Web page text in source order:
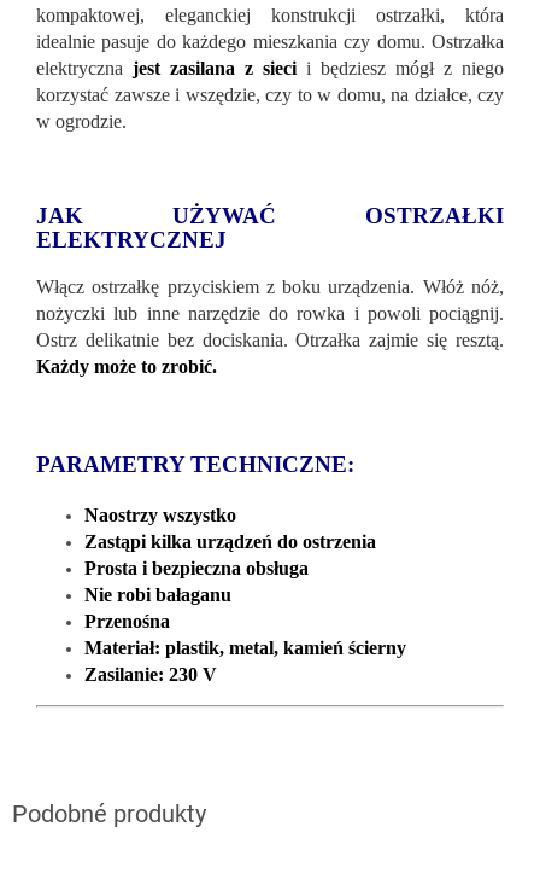
kompaktowej, eleganckiej konstrukcji ostrzałki, która
idealnie pasuje do każdego mieszkania czy domu. Ostrzałka
elektryczna jest zasilana z sieci i będziesz mógł z niego
korzystać zawsze i wszędzie, czy to w domu, na działce, czy
w ogrodzie.
JAK UŻYWAĆ OSTRZAŁKI
ELEKTRYCZNEJ
Włącz ostrzałkę przyciskiem z boku urządzenia. Włóż nóż,
nożyczki lub inne narzędzie do rowka i powoli pociągnij.
Ostrz delikatnie bez dociskania. Otrzałka zajmie się resztą.
Każdy może to zrobić.
PARAMETRY TECHNICZNE:
Naostrzy wszystko
Zastąpi kilka urządzeń do ostrzenia
Prosta i bezpieczna obsługa
Nie robi bałaganu
Przenośna
Materiał: plastik, metal, kamień ścierny
Zasilanie: 230 V